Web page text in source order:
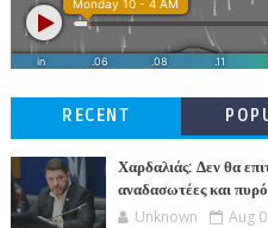
RECENT
Χαρδαλιάς: Δεν θα
αναδασωτέες και
Unknown Aug